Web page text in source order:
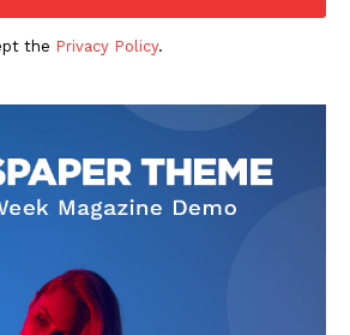
the Privacy Policy.